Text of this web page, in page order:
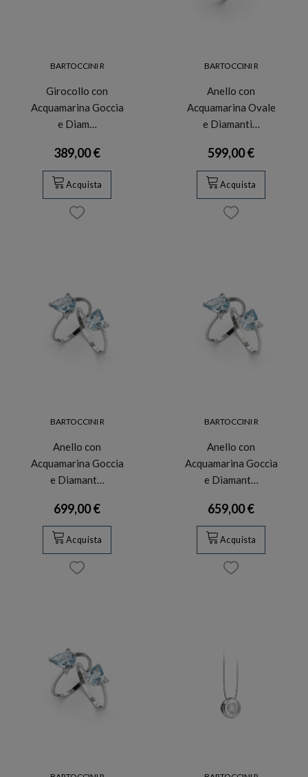
BARTOCCINI R
Girocollo con
Acquamarina Goccia
e Diam…
389,00 €
Acquista
BARTOCCINI R
Anello con
Acquamarina Ovale
e Diamanti…
599,00 €
Acquista
BARTOCCINI R
Anello con
Acquamarina Goccia
e Diamant…
699,00 €
Acquista
BARTOCCINI R
Anello con
Acquamarina Goccia
e Diamant…
659,00 €
Acquista